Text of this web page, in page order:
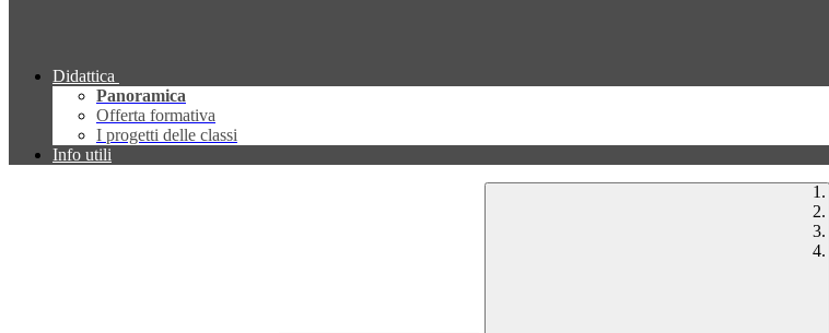
Didattica
Panoramica
Offerta formativa
I progetti delle classi
Info utili